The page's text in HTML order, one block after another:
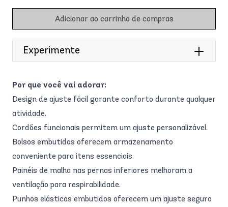
Adicionar ao carrinho de compras
Experimente
Por que você vai adorar:
Design de ajuste fácil garante conforto durante qualquer
atividade.
Cordões funcionais permitem um ajuste personalizável.
Bolsos embutidos oferecem armazenamento
conveniente para itens essenciais.
Painéis de malha nas pernas inferiores melhoram a
ventilação para respirabilidade.
Punhos elásticos embutidos oferecem um ajuste seguro